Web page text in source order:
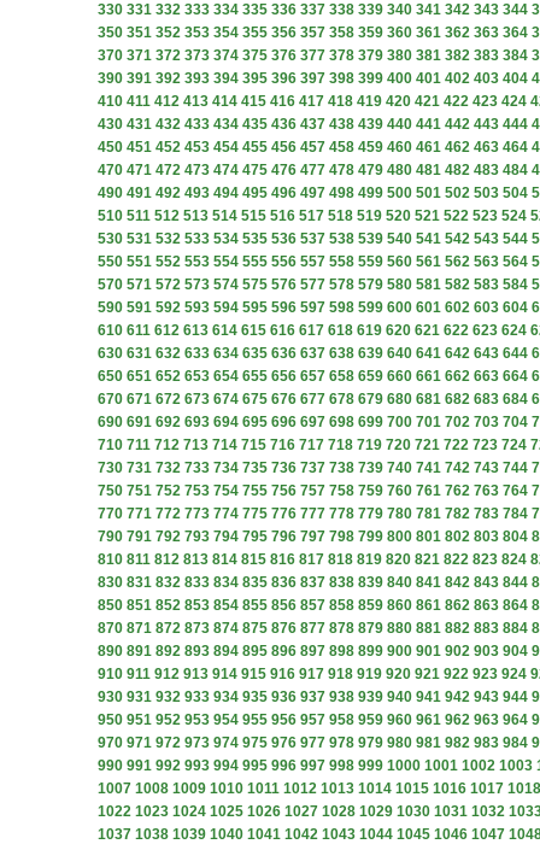
330 331 332 333 334 335 336 337 338 339 340 341 342 343 344
350 351 352 353 354 355 356 357 358 359 360 361 362 363 364
370 371 372 373 374 375 376 377 378 379 380 381 382 383 384
390 391 392 393 394 395 396 397 398 399 400 401 402 403 404
410 411 412 413 414 415 416 417 418 419 420 421 422 423 424
430 431 432 433 434 435 436 437 438 439 440 441 442 443 444
450 451 452 453 454 455 456 457 458 459 460 461 462 463 464
470 471 472 473 474 475 476 477 478 479 480 481 482 483 484
490 491 492 493 494 495 496 497 498 499 500 501 502 503 504
510 511 512 513 514 515 516 517 518 519 520 521 522 523 524
530 531 532 533 534 535 536 537 538 539 540 541 542 543 544
550 551 552 553 554 555 556 557 558 559 560 561 562 563 564
570 571 572 573 574 575 576 577 578 579 580 581 582 583 584
590 591 592 593 594 595 596 597 598 599 600 601 602 603 604
610 611 612 613 614 615 616 617 618 619 620 621 622 623 624
630 631 632 633 634 635 636 637 638 639 640 641 642 643 644
650 651 652 653 654 655 656 657 658 659 660 661 662 663 664
670 671 672 673 674 675 676 677 678 679 680 681 682 683 684
690 691 692 693 694 695 696 697 698 699 700 701 702 703 704
710 711 712 713 714 715 716 717 718 719 720 721 722 723 724
730 731 732 733 734 735 736 737 738 739 740 741 742 743 744
750 751 752 753 754 755 756 757 758 759 760 761 762 763 764
770 771 772 773 774 775 776 777 778 779 780 781 782 783 784
790 791 792 793 794 795 796 797 798 799 800 801 802 803 804
810 811 812 813 814 815 816 817 818 819 820 821 822 823 824
830 831 832 833 834 835 836 837 838 839 840 841 842 843 844
850 851 852 853 854 855 856 857 858 859 860 861 862 863 864
870 871 872 873 874 875 876 877 878 879 880 881 882 883 884
890 891 892 893 894 895 896 897 898 899 900 901 902 903 904
910 911 912 913 914 915 916 917 918 919 920 921 922 923 924
930 931 932 933 934 935 936 937 938 939 940 941 942 943 944
950 951 952 953 954 955 956 957 958 959 960 961 962 963 964
970 971 972 973 974 975 976 977 978 979 980 981 982 983 984
990 991 992 993 994 995 996 997 998 999 1000 1001 1002 1003
1007 1008 1009 1010 1011 1012 1013 1014 1015 1016 1017 1018
1022 1023 1024 1025 1026 1027 1028 1029 1030 1031 1032
1037 1038 1039 1040 1041 1042 1043 1044 1045 1046 1047